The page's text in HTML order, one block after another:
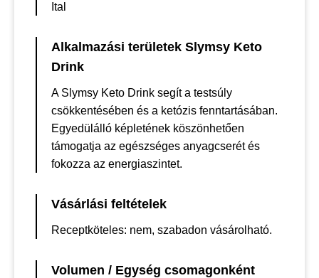
Ital
Alkalmazási területek Slymsy Keto
Drink
A Slymsy Keto Drink segít a testsúly
csökkentésében és a ketózis fenntartásában.
Egyedülálló képletének köszönhetően
támogatja az egészséges anyagcserét és
fokozza az energiaszintet.
Vásárlási feltételek
Receptköteles: nem, szabadon vásárolható.
Volumen / Egység csomagonként